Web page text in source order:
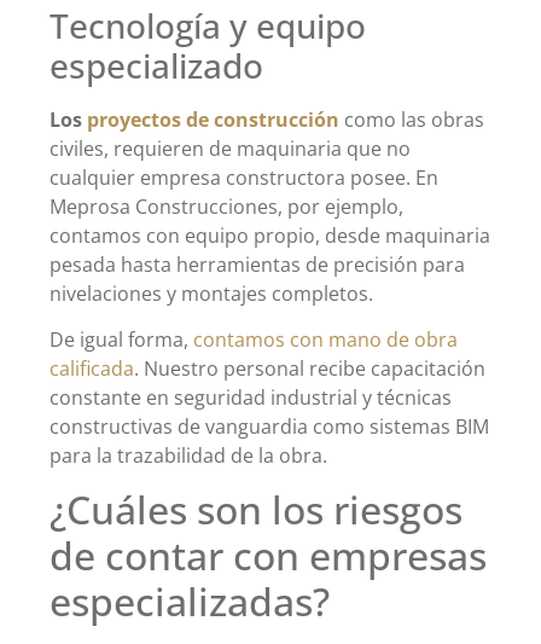
Tecnología y equipo
especializado
Los proyectos de construcción como las obras
civiles, requieren de maquinaria que no
cualquier empresa constructora posee. En
Meprosa Construcciones, por ejemplo,
contamos con equipo propio, desde maquinaria
pesada hasta herramientas de precisión para
nivelaciones y montajes completos.
De igual forma, contamos con mano de obra
calificada. Nuestro personal recibe capacitación
constante en seguridad industrial y técnicas
constructivas de vanguardia como sistemas BIM
para la trazabilidad de la obra.
¿Cuáles son los riesgos
de contar con empresas
especializadas?